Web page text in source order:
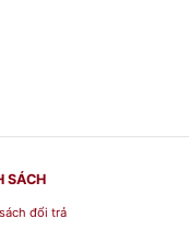
SÁCH
đổi trả